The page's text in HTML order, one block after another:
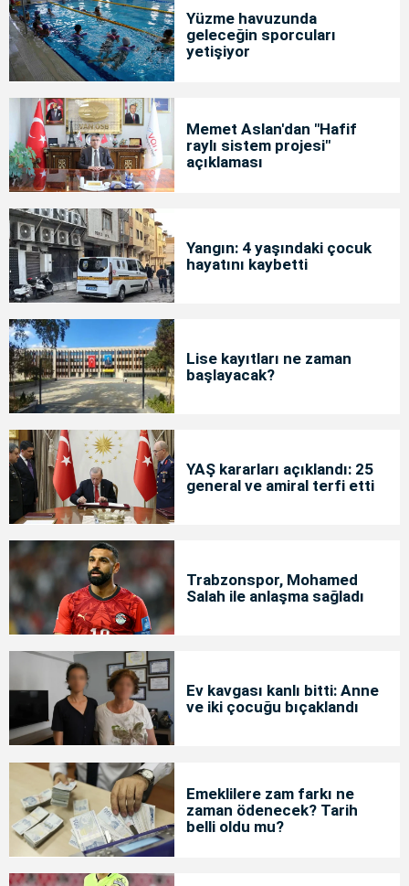
Yüzme havuzunda
geleceğin sporcuları
yetişiyor
Memet Aslan'dan "Hafif
raylı sistem projesi"
açıklaması
Yangın: 4 yaşındaki çocuk
hayatını kaybetti
Lise kayıtları ne zaman
başlayacak?
YAŞ kararları açıklandı: 25
general ve amiral terfi etti
Trabzonspor, Mohamed
Salah ile anlaşma sağladı
Ev kavgası kanlı bitti: Anne
ve iki çocuğu bıçaklandı
Emeklilere zam farkı ne
zaman ödenecek? Tarih
belli oldu mu?